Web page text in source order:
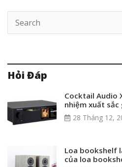
Hỏi Đáp
Cocktail Audio
nhiệm xuất
28 Tháng 12,
Loa bookshelf
của loa